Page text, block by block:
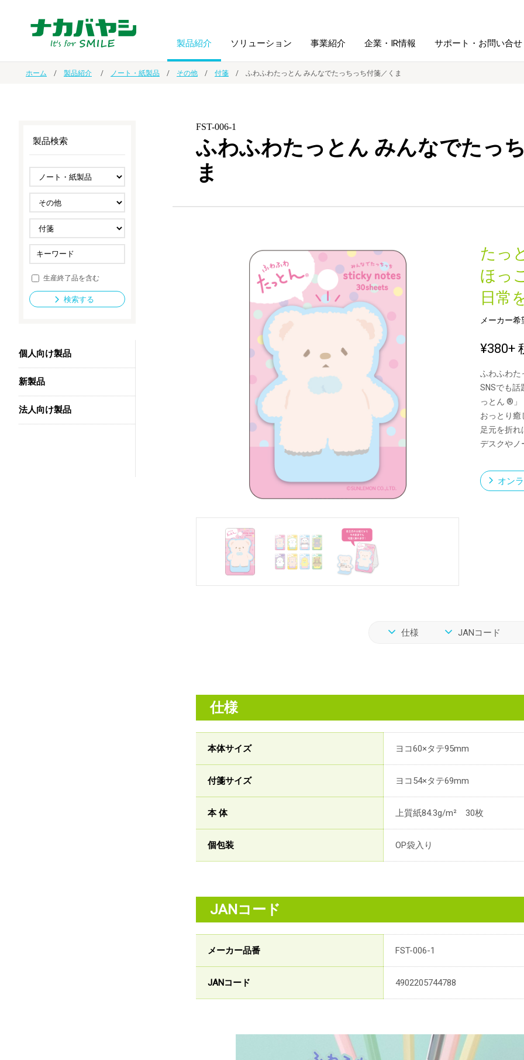
製品紹介
ノート・紙製品
ファイル・
ホルダー用品
スマートフォン・
タブレット関連
セキュリティ用品
法人向け製品 新製品一覧
ソリューション
オーダー手帳・ノベルティ制作 学校ソリューション
ドキュメントスキャニングサービス
導入事例
事業紹介 企業・IR情報
IR情報 沿革
サステナビリティ
サポート・お問い合せ
ホーム 製品紹介 ノート・紙製品 その他 付箋 ふわふわたっとん みんなでたっちっち付箋／くま
FST-006-1
ふわふわたっとん みんなでたっ
ま
たっ
ほっ
日常
メーカー
¥380+
ふわふわた
SNSでも話
っとん ®」
おっとり癒
足元を折
デスクやノ
オン
仕様 JANコード
仕様
本体サイズ ヨコ60×タテ95mm
付箋サイズ ヨコ54×タテ69mm
本 体 上質紙84.3g/m² 30枚
個包装 OP袋入り
JANコード
メーカー品番 FST-006-1
JANコード 4902205744788
製品検索
生産終了品を含む
検索する
個人向け製品
新製品
法人向け製品